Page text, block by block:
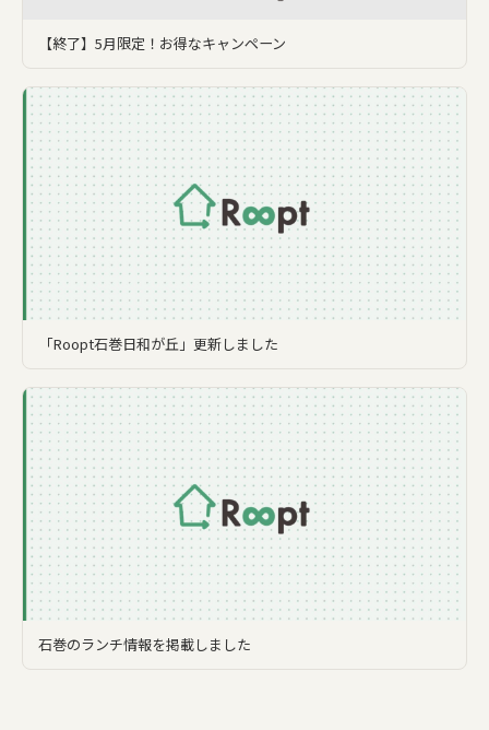
【終了】5月限定！お得なキャンペーン
「Roopt石巻日和が丘」更新しました
石巻のランチ情報を掲載しました